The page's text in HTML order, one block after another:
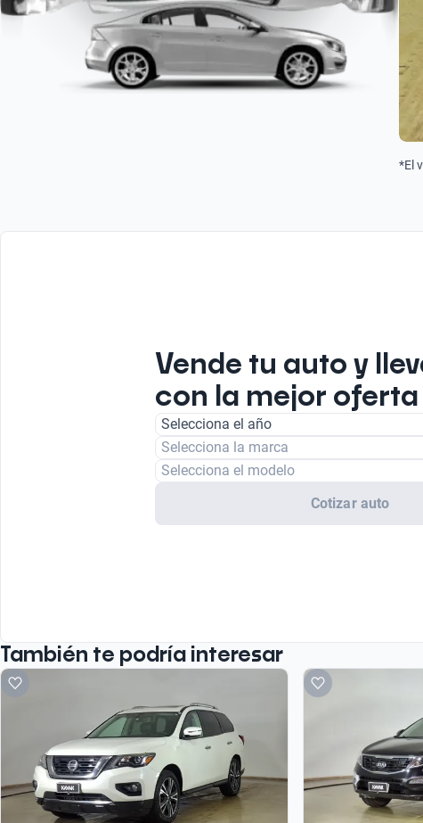
*El
Vende tu auto y
con la mejor
Selecciona el año
Selecciona la marca
Selecciona el modelo
Cotizar auto
También te podría interesar